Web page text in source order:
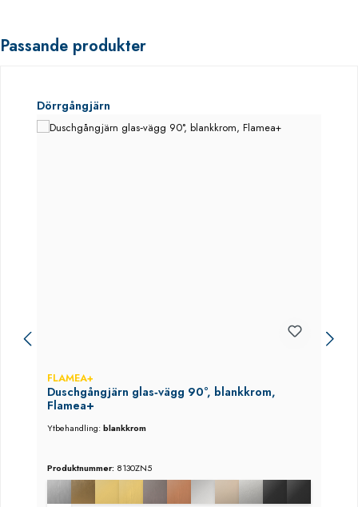
Passande produkter
Hoppa över produktgalleri
Dörrgångjärn
FLAMEA+
Duschgångjärn glas‑vägg 90°, blankkrom,
Flamea+
Ytbehandling:blankkrom
Produktnummer: 8130ZN5